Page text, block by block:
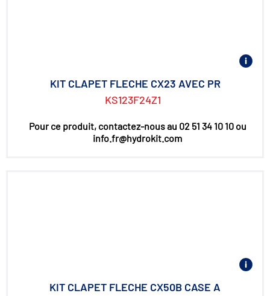
KIT CLAPET FLECHE CX23 AVEC PR
KS123F24Z1
Pour ce produit, contactez-nous au 02 51 34 10 10 ou
info.fr@hydrokit.com
KIT CLAPET FLECHE CX50B CASE A